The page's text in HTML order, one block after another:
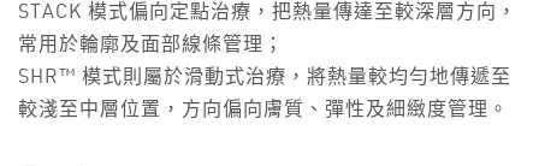
STACK 模式偏向定點治療，把熱量傳達至較深層方向，
常用於輪廓及面部線條管理；
SHR™ 模式則屬於滑動式治療，將熱量較均勻地傳遞至
較淺至中層位置，方向偏向膚質、彈性及細緻度管理。